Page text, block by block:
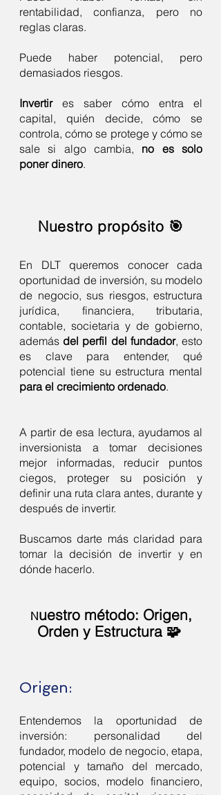
rentabilidad, confianza, pero no
reglas claras.
Puede haber potencial, pero
demasiados riesgos.
Invertir es saber cómo entra el
capital, quién decide, cómo se
controla, cómo se protege y cómo se
sale si algo cambia, no es solo
poner dinero.
Nuestro propósito 🎯
En DLT queremos conocer cada
oportunidad de inversión, su modelo
de negocio, sus riesgos, estructura
jurídica, financiera, tributaria,
contable, societaria y de gobierno,
además del perfil del fundador, esto
es clave para entender, qué
potencial tiene su estructura mental
para el crecimiento ordenado.
A partir de esa lectura, ayudamos al
inversionista a tomar decisiones
mejor informadas, reducir puntos
ciegos, proteger su posición y
definir una ruta clara antes, durante y
después de invertir.
Buscamos darte más claridad para
tomar la decisión de invertir y en
dónde hacerlo.
Nuestro método: Origen,
Orden y Estructura 🧩
Origen:
Entendemos la oportunidad de
inversión: personalidad del
fundador, modelo de negocio, etapa,
potencial y tamaño del mercado,
equipo, socios, modelo financiero,